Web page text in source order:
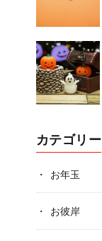
カテゴリー
お年玉
お彼岸